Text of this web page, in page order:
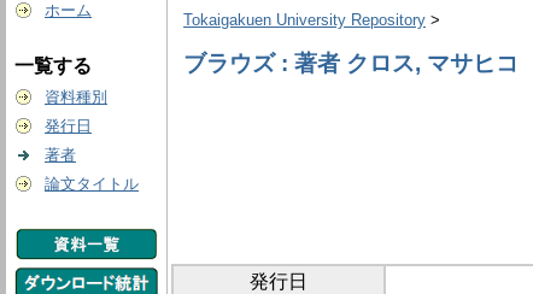
ホーム
一覧する
資料種別
発行日
著者
論文タイトル
Tokaigakuen University Repository >
ブラウズ : 著者 クロス, マサヒコ
発行日